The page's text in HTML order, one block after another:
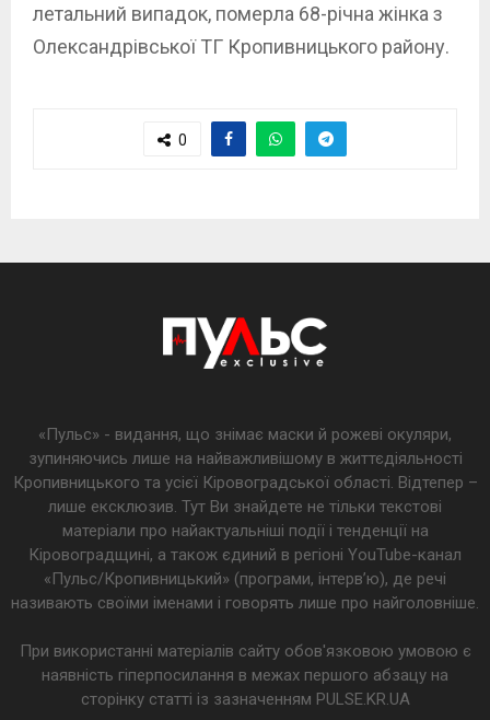
летальний випадок, померла 68-річна жінка з
Олександрівської ТГ Кропивницького району.
0
«Пульс» - видання, що знімає маски й рожеві окуляри,
зупиняючись лише на найважливішому в життєдіяльності
Кропивницького та усієї Кіровоградської області. Відтепер –
лише ексклюзив. Тут Ви знайдете не тільки текстові
матеріали про найактуальніші події і тенденції на
Кіровоградщині, а також єдиний в регіоні YouTube-канал
«Пульс/Кропивницький» (програми, інтерв’ю), де речі
називають своїми іменами і говорять лише про найголовніше.
При використанні матеріалів сайту обов'язковою умовою є
наявність гіперпосилання в межах першого абзацу на
сторінку статті із зазначенням PULSE.KR.UA